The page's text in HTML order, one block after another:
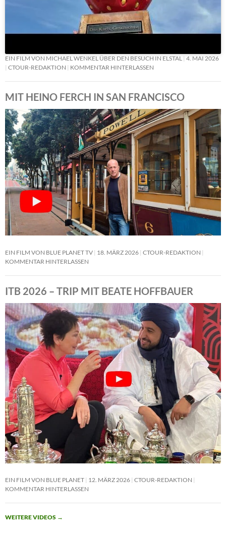
EIN FILM VON MICHAEL WENKEL ÜBER DEN BESUCH IN ELSTAL
4. MAI 2026
CTOUR-REDAKTION
KOMMENTAR HINTERLASSEN
MIT HEINO FERCH IN SAN FRANCISCO
EIN FILM VON BLUE PLANET TV 18. MÄRZ 2026 CTOUR-REDAKTION
KOMMENTAR HINTERLASSEN
ITB 2026 – TRIP MIT BEATE HOFFBAUER
EIN FILM VON BLUE PLANET 12. MÄRZ 2026 CTOUR-REDAKTION
KOMMENTAR HINTERLASSEN
WEITERE VIDEOS →